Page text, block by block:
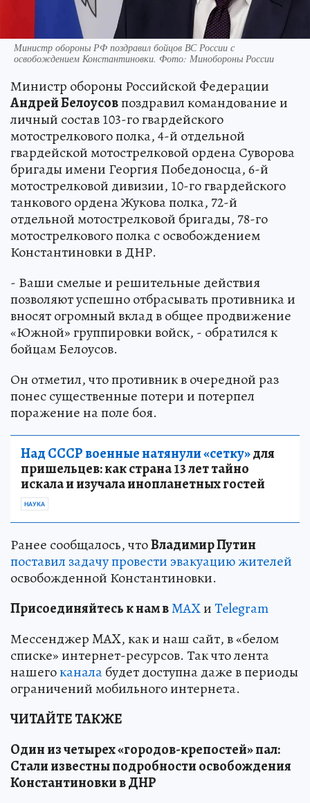
Министр обороны РФ поздравил бойцов ВС России с
освобождением Константиновки. Фото: Минобороны России
Министр обороны Российской Федерации
Андрей Белоусовпоздравил командование и
личный состав 103-го гвардейского
мотострелкового полка, 4-й отдельной
гвардейской мотострелковой ордена Суворова
бригады имени Георгия Победоносца, 6-й
мотострелковой дивизии, 10-го гвардейского
танкового ордена Жукова полка, 72-й
отдельной мотострелковой бригады, 78-го
мотострелкового полка с освобождением
Константиновки в ДНР.
- Ваши смелые и решительные действия
позволяют успешно отбрасывать противника и
вносят огромный вклад в общее продвижение
«Южной» группировки войск, - обратился к
бойцам Белоусов.
Он отметил, что противник в очередной раз
понес существенные потери и потерпел
поражение на поле боя.
Над СССР военные натянули «сетку»для
пришельцев: как страна 13 лет тайно
искала и изучала инопланетных гостей
НАУКА
Ранее сообщалось, чтоВладимир Путин
поставил задачу провести эвакуацию жителей
освобожденной Константиновки.
Присоединяйтесь к нам вMAXиTelegram
Мессенджер MAX, как и наш сайт, в «белом
списке» интернет-ресурсов. Так что лента
нашегоканалабудет доступна даже в периоды
ограничений мобильного интернета.
ЧИТАЙТЕ ТАКЖЕ
Один из четырех «городов-крепостей» пал:
Стали известны подробности освобождения
Константиновки в ДНР